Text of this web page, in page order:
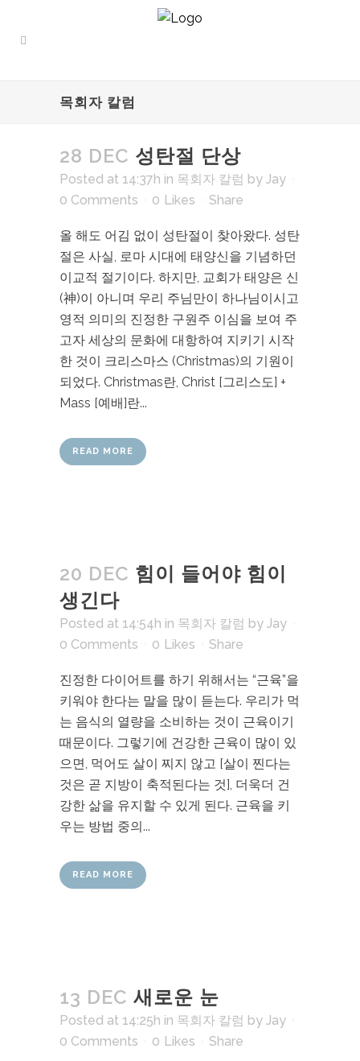
목회자 칼럼
28 DEC 성탄절 단상
Posted at 14:37h in 목회자 칼럼 by Jay
0 Comments
0 Likes Share
올 해도 어김 없이 성탄절이 찾아왔다. 성탄
절은 사실, 로마 시대에 태양신을 기념하던
이교적 절기이다. 하지만, 교회가 태양은 신
(神)이 아니며 우리 주님만이 하나님이시고
영적 의미의 진정한 구원주 이심을 보여 주
고자 세상의 문화에 대항하여 지키기 시작
한 것이 크리스마스 (Christmas)의 기원이
되었다. Christmas란, Christ [그리스도] +
Mass [예배]란...
READ MORE
20 DEC 힘이 들어야 힘이
생긴다
Posted at 14:54h in 목회자 칼럼 by Jay
0 Comments
0 Likes Share
진정한 다이어트를 하기 위해서는 “근육”을
키워야 한다는 말을 많이 듣는다. 우리가 먹
는 음식의 열량을 소비하는 것이 근육이기
때문이다. 그렇기에 건강한 근육이 많이 있
으면, 먹어도 살이 찌지 않고 [살이 찐다는
것은 곧 지방이 축적된다는 것], 더욱더 건
강한 삶을 유지할 수 있게 된다. 근육을 키
우는 방법 중의...
READ MORE
13 DEC 새로운 눈
Posted at 14:25h in 목회자 칼럼 by Jay
0 Comments
0 Likes Share